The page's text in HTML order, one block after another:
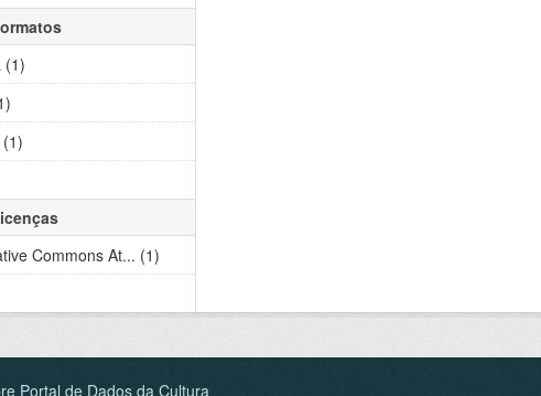
(1)
(1)
Commons At... (1)
Portal de Dados da Cultura